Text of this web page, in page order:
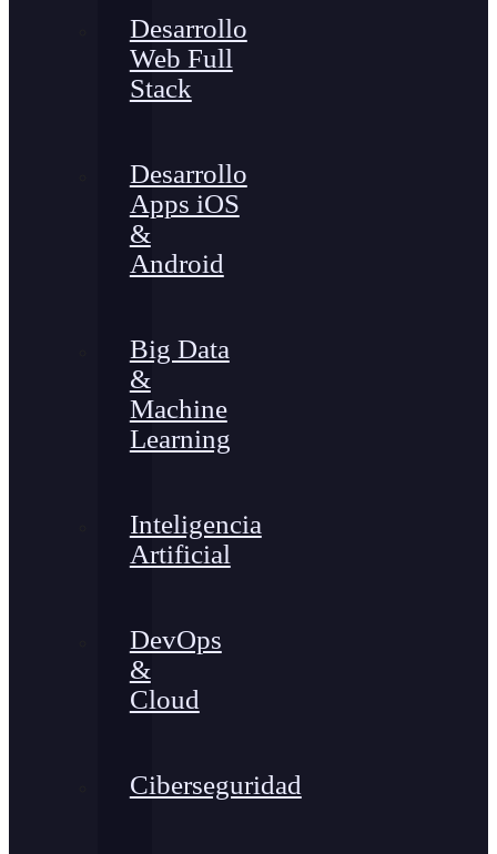
Desarrollo
Web Full
Stack
Desarrollo
Apps iOS
&
Android
Big Data
&
Machine
Learning
Inteligencia
Artificial
DevOps
&
Cloud
Ciberseguridad